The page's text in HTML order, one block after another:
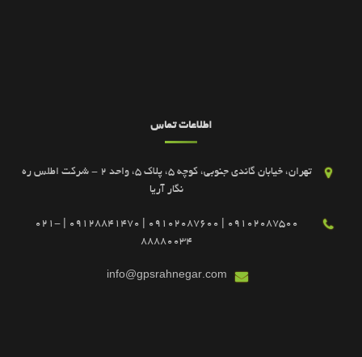
اطلاعات تماس
تهران، خیابان گاندی جنوبی، کوچه 5، پلاک 5، واحد 2 - شرکت اطلس ره
نگار آریا
09102087500 | 09102087600 | 09128841470 | 021-
88880034
info@gpsrahnegar.com